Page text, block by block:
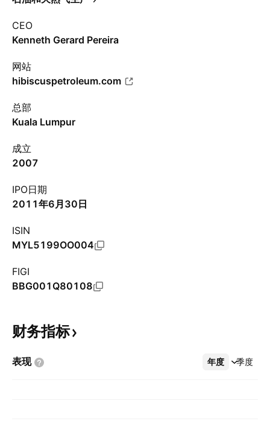
CEO
Kenneth Gerard Pereira
网站
hibiscuspetroleum.com
总部
Kuala Lumpur
成立
2007
IPO日期
2011年6月30日
ISIN
MYL5199OO004
FIGI
BBG001Q80108
财务指标
表现 年度 季度
更多